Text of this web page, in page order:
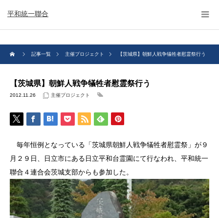
平和統一聯合
記事一覧 主催プロジェクト 【茨城県】朝鮮人戦争犠牲者慰霊祭行う
【茨城県】朝鮮人戦争犠牲者慰霊祭行う
2012.11.26 主催プロジェクト
毎年恒例となっている「茨城県朝鮮人戦争犠牲者慰霊祭」が９
月２９日、日立市にある日立平和台霊園にて行なわれ、平和統一
聯合４連合会茨城支部からも参加した。